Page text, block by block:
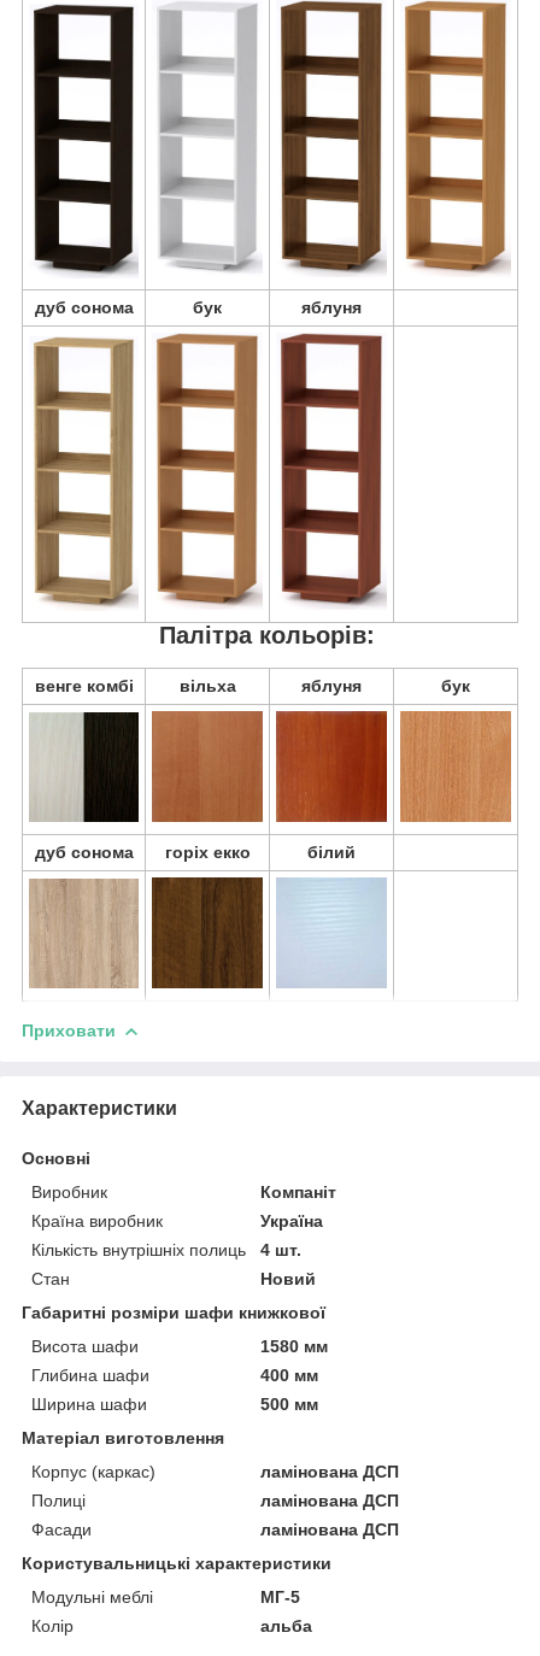
дуб сонома бук яблуня
Палітра кольорів:
венге комбі вільха яблуня бук
дуб сонома горіх екко білий
Приховати
Характеристики
Основні
Виробник
Компаніт
Країна виробник
Україна
Кількість внутрішніх полиць
4 шт.
Стан
Новий
Габаритні розміри шафи книжкової
Висота шафи
1580 мм
Глибина шафи
400 мм
Ширина шафи
500 мм
Матеріал виготовлення
Корпус (каркас)
ламінована ДСП
Полиці
ламінована ДСП
Фасади
ламінована ДСП
Користувальницькі характеристики
Модульні меблі
МГ-5
Колір
альба